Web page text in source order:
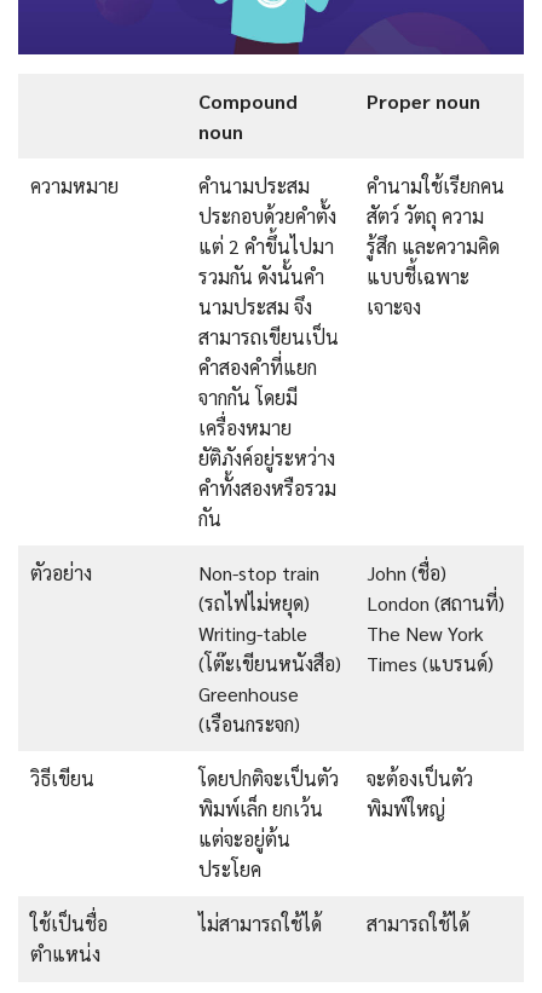
Compound
noun
Proper noun
ความหมาย
คำนามประสม
ประกอบด้วยคำตั้ง
แต่ 2 คำขึ้นไปมา
รวมกัน ดังนั้นคำ
นามประสม จึง
สามารถเขียนเป็น
คำสองคำที่แยก
จากกัน โดยมี
เครื่องหมาย
ยัติภังค์อยู่ระหว่าง
คำทั้งสองหรือรวม
กัน
คำนามใช้เรียกคน
สัตว์ วัตถุ ความ
รู้สึก และความคิด
แบบชี้เฉพาะ
เจาะจง
ตัวอย่าง
Non-stop train
(รถไฟไม่หยุด)
Writing-table
(โต๊ะเขียนหนังสือ)
Greenhouse
(เรือนกระจก)
John (ชื่อ)
London (สถานที่)
The New York
Times (แบรนด์)
วิธีเขียน
โดยปกติจะเป็นตัว
พิมพ์เล็ก ยกเว้น
แต่จะอยู่ต้น
ประโยค
จะต้องเป็นตัว
พิมพ์ใหญ่
ใช้เป็นชื่อ
ตำแหน่ง
ไม่สามารถใช้ได้ สามารถใช้ได้